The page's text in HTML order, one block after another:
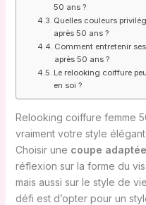
50 ans ?
Quelles couleurs
après 50 ans ?
Comment entretenir
après 50 ans ?
Le relooking coiffure
en soi ?
Relooking coiffure femme
vraiment votre style élégant
Choisir une coupe adaptée
réflexion sur la forme du
mais aussi sur le style de
défi est d’opter pour un